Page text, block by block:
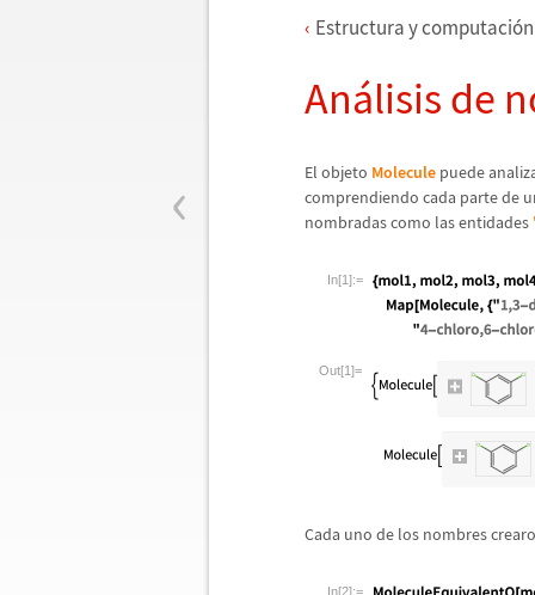
‹
Estructura y computació
Análisis de
El objeto Molecule puede
comprendiendo cada parte de
nombradas como las entidades
In[1]:=
Out[1]=
Cada uno de los nombres
In[2]:=